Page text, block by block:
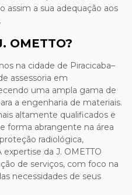
assim a sua adequação aos
OMETTO?
na cidade de Piracicaba–
assessoria em
uma ampla gama de
a engenharia de materiais.
altamente qualificados e
forma abrangente na área
radiológica,
da J. OMETTO
de serviços, com foco na
necessidades de seus